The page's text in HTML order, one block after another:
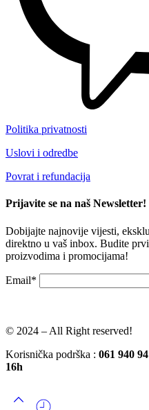
Politika privatnosti
Uslovi i odredbe
Povrat i refundacija
Prijavite se na naš Newsletter!
Dobijajte najnovije vijesti,
direktno u vaš inbox. Budite
proizvodima i promocijama!
Email*
© 2024 – All Right reserved!
Korisnička podrška : 061 940
16h